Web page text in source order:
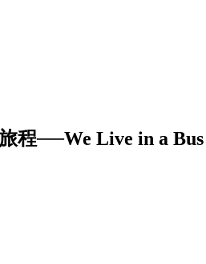
程──We Live in a Bus